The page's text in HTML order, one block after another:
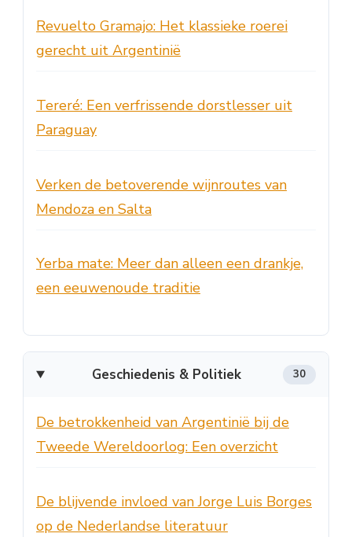
Revuelto Gramajo: Het klassieke roerei
gerecht uit Argentinië
Tereré: Een verfrissende dorstlesser uit
Paraguay
Verken de betoverende wijnroutes van
Mendoza en Salta
Yerba mate: Meer dan alleen een drankje,
een eeuwenoude traditie
Geschiedenis & Politiek 30
De betrokkenheid van Argentinië bij de
Tweede Wereldoorlog: Een overzicht
De blijvende invloed van Jorge Luis Borges
op de Nederlandse literatuur